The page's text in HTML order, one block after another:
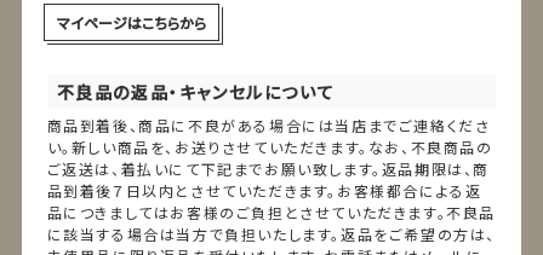
マイページはこちらから
不良品の返品・キャンセルについて
商品到着後、商品に不良がある場合には当店までご連絡くださ
い。新しい商品を、お送りさせていただきます。なお、不良商品の
ご返送は、着払いにて下記までお願い致します。返品期限は、商
品到着後７日以内とさせていただきます。お客様都合による返
品につきましてはお客様のご負担とさせていただきます。不良品
に該当する場合は当方で負担いたします。返品をご希望の方は、